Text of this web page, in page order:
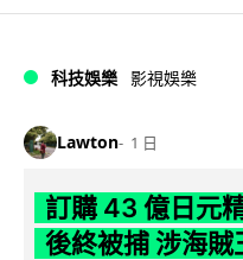
科技娛樂 影視娛樂
Lawton 1 日
訂購 43 億日元
後終被捕 涉海